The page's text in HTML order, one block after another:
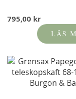
795,00 kr
LÄS